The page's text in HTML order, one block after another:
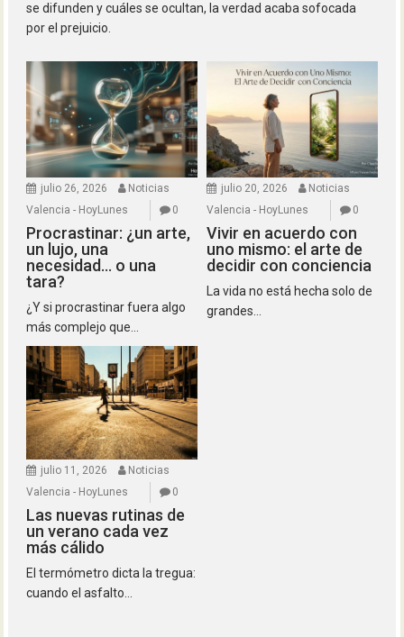
se difunden y cuáles se ocultan, la verdad acaba sofocada
por el prejuicio.
julio 26, 2026
Noticias
Valencia - HoyLunes
0
Procrastinar: ¿un arte,
un lujo, una
necesidad… o una
tara?
¿Y si procrastinar fuera algo
más complejo que...
julio 20, 2026
Noticias
Valencia - HoyLunes
0
Vivir en acuerdo con
uno mismo: el arte de
decidir con conciencia
La vida no está hecha solo de
grandes...
julio 11, 2026
Noticias
Valencia - HoyLunes
0
Las nuevas rutinas de
un verano cada vez
más cálido
El termómetro dicta la tregua:
cuando el asfalto...